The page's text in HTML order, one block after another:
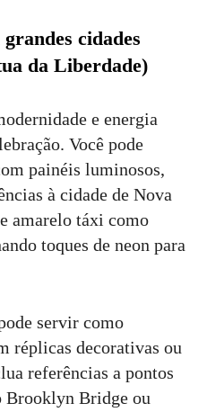
cidades
da Liberdade)
e energia
Você pode
painéis luminosos,
à cidade de Nova
amarelo táxi como
toques de neon para
servir como
réplicas decorativas ou
referências a pontos
Brooklyn Bridge ou